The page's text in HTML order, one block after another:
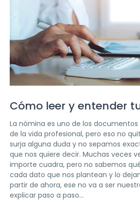
Cómo leer y entender
La nómina es uno de los
de la vida profesional, pero eso no
surja alguna duda y no sepamos
que nos quiere decir. Muchas veces
importe cuadra, pero no sabemos
cada dato que nos plantean y lo
partir de ahora, ese no va a ser
explicar paso a paso...